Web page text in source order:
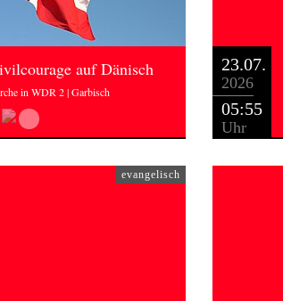
auf Dänisch
in WDR 2 | Garbisch
23.07.
2026
05:55
Uhr
evangelisch